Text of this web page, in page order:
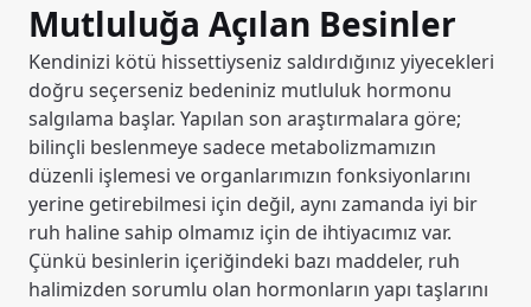
Mutluluğa Açılan Besinler
Kendinizi kötü hissettiyseniz saldırdığınız yiyecekleri
doğru seçerseniz bedeniniz mutluluk hormonu
salgılama başlar. Yapılan son araştırmalara göre;
bilinçli beslenmeye sadece metabolizmamızın
düzenli işlemesi ve organlarımızın fonksiyonlarını
yerine getirebilmesi için değil, aynı zamanda iyi bir
ruh haline sahip olmamız için de ihtiyacımız var.
Çünkü besinlerin içeriğindeki bazı maddeler, ruh
halimizden sorumlu olan hormonların yapı taşlarını